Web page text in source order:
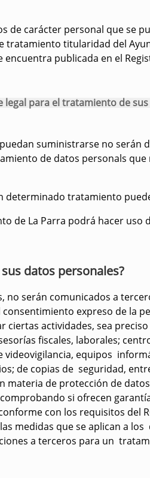
de carácter personal que se
tratamiento titularidad del
encuentra publicada en el
legal para el tratamiento de
suministrarse no serán
de datos personals
determinado tratamiento
de La Parra podrá hacer
datos personales?
no serán comunicados a
expreso de la
ciertas actividades, sea
fiscales, laborales;
videovigilancia, equipos
de copias de seguridad,
materia de protección de
si ofrecen
con los requisitos del
medidas que se aplican a
a terceros para un